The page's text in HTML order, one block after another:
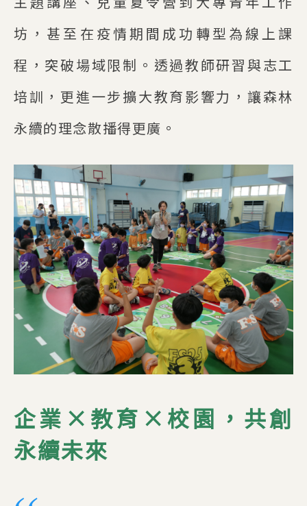
坊，甚至在疫情期間成功轉型為線上課
程，突破場域限制。透過教師研習與志工
培訓，更進一步擴大教育影響力，讓森林
永續的理念散播得更廣。
企業×教育×校園，共創
永續未來